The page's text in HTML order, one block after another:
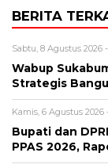
BERITA
Sabtu, 8 Agustus 2026 -
Wabup
Strategis
Kamis, 6 Agustus 2026
Bupati dan
PPAS 2026,